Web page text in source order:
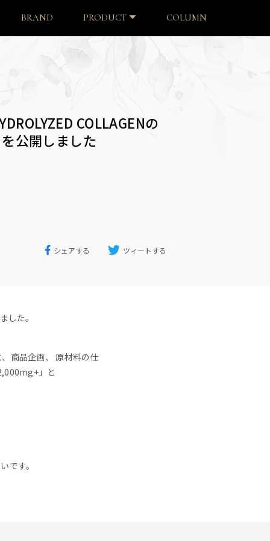
BRAND PRODUCT COLUMN
COLLAGENの
公開しました
シェアする ツィートする
した。
商品企画、 原材料の仕
」と
です。